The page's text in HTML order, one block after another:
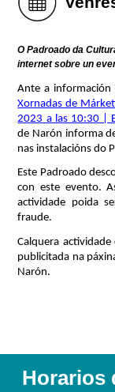
O Padroado da
internet sobre un
Ante a información
Xornadas de
2023 a las 10:30 |
de Narón informa
nas instalacións do
Este Padroado
con este evento.
actividade poida
fraude.
Calquera
publicitada na
Narón.
Horarios